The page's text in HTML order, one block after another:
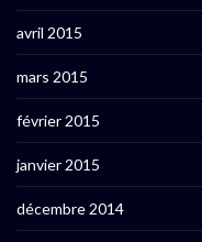
avril 2015
mars 2015
février 2015
janvier 2015
décembre 2014